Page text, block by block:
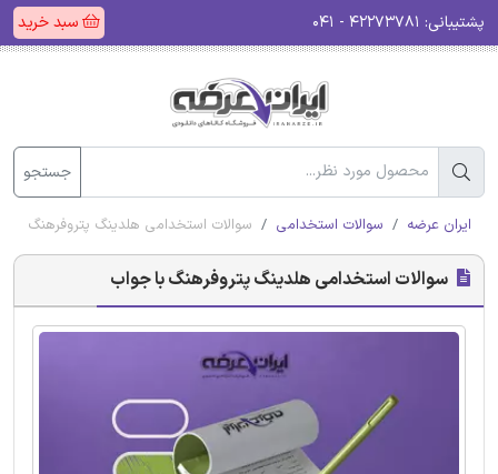
پشتیبانی: سبد خرید
جستجو
ایران عرضه سوالات استخدامی سوالات استخدامی هلدینگ پتروفرهنگ با
سوالات استخدامی هلدینگ پتروفرهنگ با جواب